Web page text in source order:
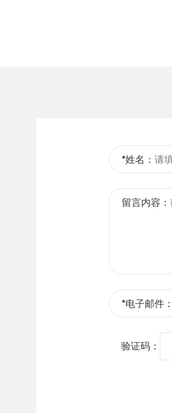
*姓名：
留言内容：
*电子邮件：
验证码：